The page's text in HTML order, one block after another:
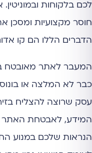
לכם בלקוחות
חוסר מקצועיות ומסכן
הדברים הללו הם קו
כבר לא המלצה או
עסק שרוצה להצליח
המידע, לאבטחת האתר
הנראות שלכם במנוע